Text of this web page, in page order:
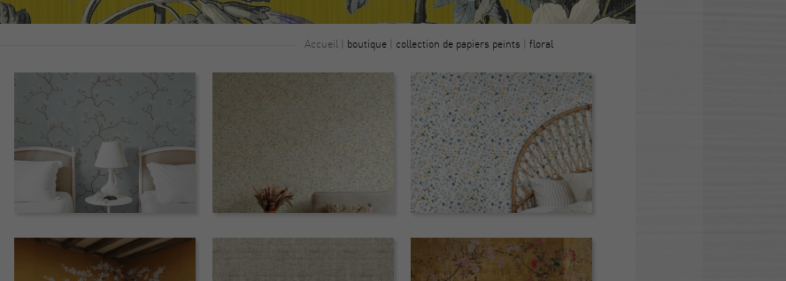
Accueil| boutique| collection de papiers peints floral